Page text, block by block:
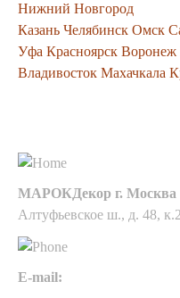
Нижний Новгород
Казань Челябинск Омск
Уфа Красноярск Воронеж
Владивосток Махачкала
МАРОКДекор г. Москва
Алтуфьевское ш., д. 48,
E-mail: